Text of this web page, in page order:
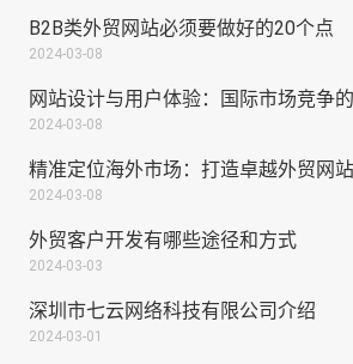
B2B类外贸网站必须要做好的20个点
2024-03-08
网站设计与用户体验：国际市场竞争的
2024-03-08
精准定位海外市场：打造卓越外贸网站
2024-03-08
外贸客户开发有哪些途径和方式
2024-03-03
深圳市七云网络科技有限公司介绍
2024-03-01